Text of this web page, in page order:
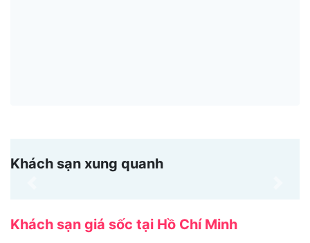
Khách sạn xung quanh
Khách sạn giá sốc tại Hồ Chí Minh